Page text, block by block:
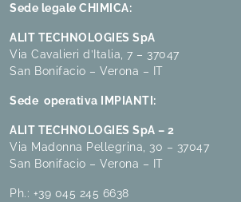
Sede legale CHIMICA:
ALIT TECHNOLOGIES SpA
Via Cavalieri d’Italia, 7 – 37047
San Bonifacio – Verona – IT
Sede operativa IMPIANTI:
ALIT TECHNOLOGIES SpA – 2
Via Madonna Pellegrina, 30 – 37047
San Bonifacio – Verona – IT
Ph.: +39 045 245 6638